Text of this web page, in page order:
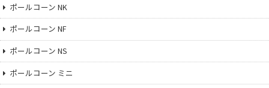
ポールコーン NK
ポールコーン NF
ポールコーン NS
ポールコーン ミニ